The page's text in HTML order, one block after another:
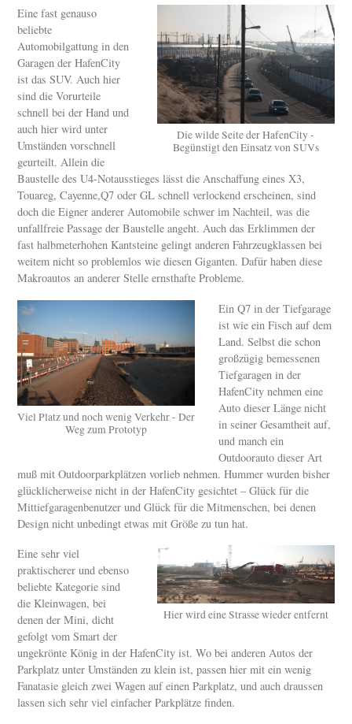
Die wilde Seite der HafenCity -
Begünstigt den Einsatz von SUVs
Eine fast genauso
beliebte
Automobilgattung in den
Garagen der HafenCity
ist das SUV. Auch hier
sind die Vorurteile
schnell bei der Hand und
auch hier wird unter
Umständen vorschnell
geurteilt. Allein die
Baustelle des U4-Notausstieges lässt die Anschaffung eines X3,
Touareg, Cayenne,Q7 oder GL schnell verlockend erscheinen, sind
doch die Eigner anderer Automobile schwer im Nachteil, was die
unfallfreie Passage der Baustelle angeht. Auch das Erklimmen der
fast halbmeterhohen Kantsteine gelingt anderen Fahrzeugklassen bei
weitem nicht so problemlos wie diesen Giganten. Dafür haben diese
Makroautos an anderer Stelle ernsthafte Probleme.
Viel Platz und noch wenig Verkehr - Der
Weg zum Prototyp
Ein Q7 in der Tiefgarage
ist wie ein Fisch auf dem
Land. Selbst die schon
großzügig bemessenen
Tiefgaragen in der
HafenCity nehmen eine
Auto dieser Länge nicht
in seiner Gesamtheit auf,
und manch ein
Outdoorauto dieser Art
muß mit Outdoorparkplätzen vorlieb nehmen. Hummer wurden bisher
glücklicherweise nicht in der HafenCity gesichtet – Glück für die
Mittiefgaragenbenutzer und Glück für die Mitmenschen, bei denen
Design nicht unbedingt etwas mit Größe zu tun hat.
Hier wird eine Strasse wieder entfernt
Eine sehr viel
praktischerer und ebenso
beliebte Kategorie sind
die Kleinwagen, bei
denen der Mini, dicht
gefolgt vom Smart der
ungekrönte König in der HafenCity ist. Wo bei anderen Autos der
Parkplatz unter Umständen zu klein ist, passen hier mit ein wenig
Fanatasie gleich zwei Wagen auf einen Parkplatz, und auch draussen
lassen sich sehr viel einfacher Parkplätze finden.